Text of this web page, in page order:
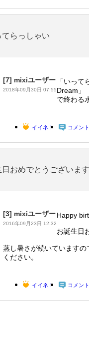
てらっしゃい
[7] mixiユーザー
2018年09月30日 07:55
「いっ
Dream」
で終わる
イイネ！ コメント
おめでとうございます
[3] mixiユーザー
2016年09月23日 12:32
Happy
お誕生日
蒸し暑さが続いています
ください。
イイネ！ コメント